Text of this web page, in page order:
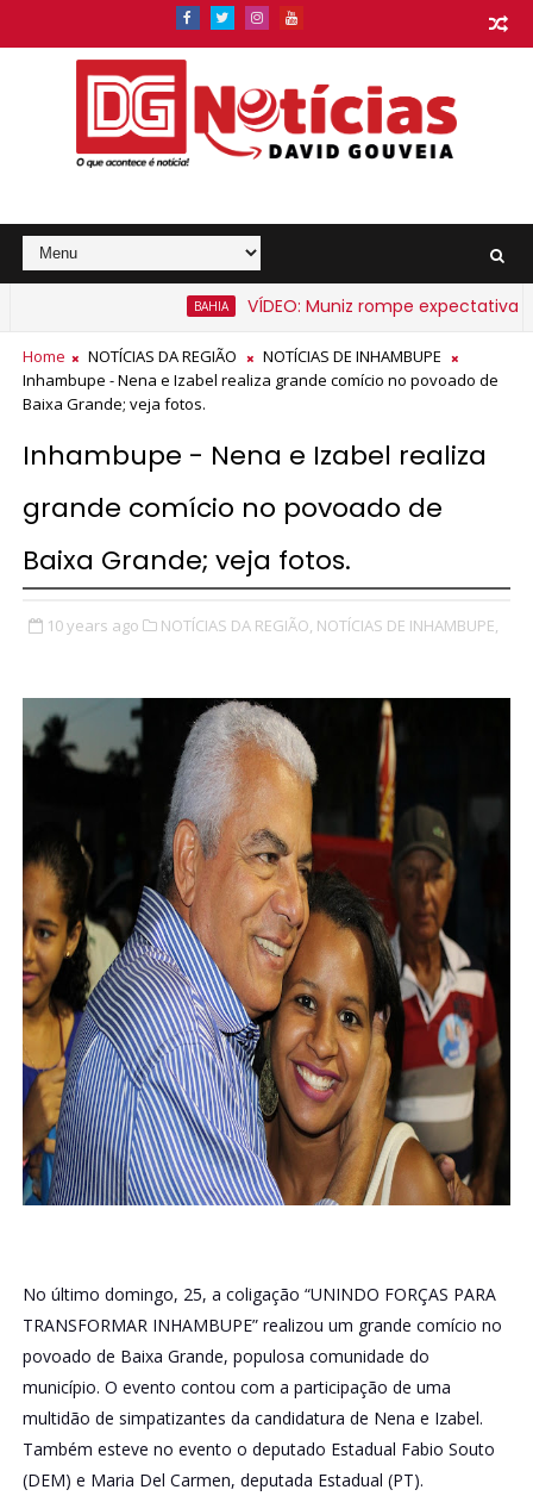
VÍDEO: Muniz rompe expectativa e anuncia
partir de segunda-feira
Home NOTÍCIAS DA REGIÃO
NOTÍCIAS DE INHAMBUPE
Inhambupe - Nena e Izabel realiza grande comício no povoado de
Baixa Grande; veja fotos.
Inhambupe - Nena e Izabel realiza
grande comício no povoado de
Baixa Grande; veja fotos.
10 years ago NOTÍCIAS DA REGIÃO, NOTÍCIAS DE INHAMBUPE,
No último domingo, 25, a coligação “UNINDO FORÇAS PARA
TRANSFORMAR INHAMBUPE” realizou um grande comício no
povoado de Baixa Grande, populosa comunidade do
município. O evento contou com a participação de uma
multidão de simpatizantes da candidatura de Nena e Izabel.
Também esteve no evento o deputado Estadual Fabio Souto
(DEM) e Maria Del Carmen, deputada Estadual (PT).